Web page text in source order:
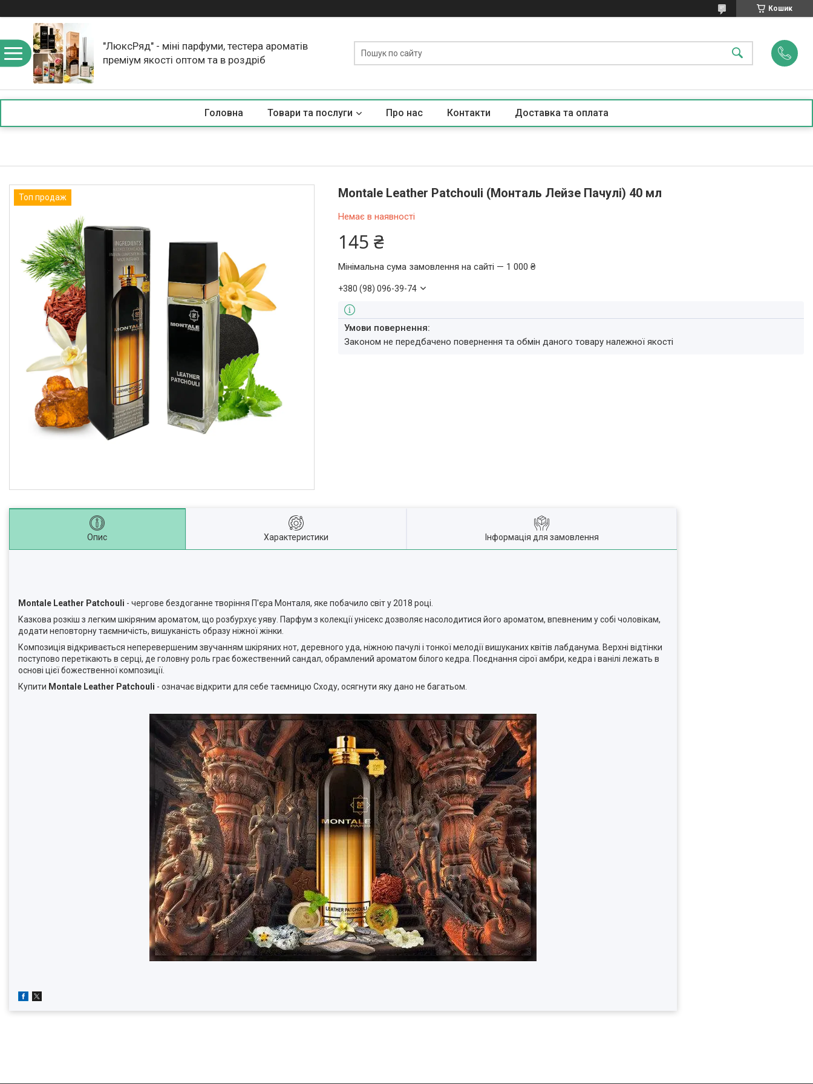
Кошик
"ЛюксРяд" - міні парфуми, тестера ароматів
преміум якості оптом та в роздріб
Головна Товари та послуги Про нас Контакти Доставка та оплата
Топ продаж Montale Leather Patchouli (Монталь Лейзе Пачулі) 40 мл
Немає в наявності
145 ₴
Мінімальна сума замовлення на сайті — 1 000 ₴
+380 (98) 096-39-74
Законом не передбачено повернення та обмін даного товару належної якості
Опис Характеристики Інформація для замовлення
Montale Leather Patchouli - чергове бездоганне творіння П'єра Монталя, яке побачило світ у 2018 році.
Казкова розкіш з легким шкіряним ароматом, що розбурхує уяву. Парфум з колекції унісекс дозволяє насолодитися його ароматом, впевненим у собі чоловікам,
додати неповторну таємничість, вишуканість образу ніжної жінки.
Композиція відкривається неперевершеним звучанням шкіряних нот, деревного уда, ніжною пачулі і тонкої мелодії вишуканих квітів лабданума. Верхні відтінки
поступово перетікають в серці, де головну роль грає божественний сандал, обрамлений ароматом білого кедра. Поєднання сірої амбри, кедра і ванілі лежать в
основі цієї божественної композиції.
Купити Montale Leather Patchouli - означає відкрити для себе таємницю Сходу, осягнути яку дано не багатьом.